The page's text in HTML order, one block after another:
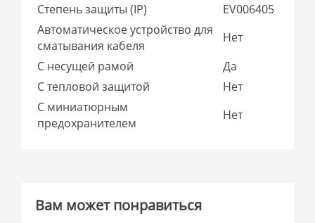
Степень защиты (IP)
EV006405
Автоматическое устройство для
сматывания кабеля
Нет
С несущей рамой
Да
С тепловой защитой
Нет
С миниатюрным
предохранителем
Нет
Вам может понравиться